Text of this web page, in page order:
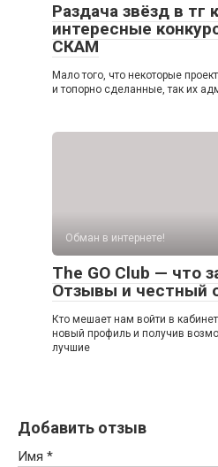
Раздача звёзд в тг
интересные
СКАМ
Мало того, что некоторые
и топорно сделанные, так их
Обман в интернете!
The GO Club — что
Отзывы и честный
Кто мешает нам войти в
новый профиль и получив
лучшие
Добавить отзыв
Имя *